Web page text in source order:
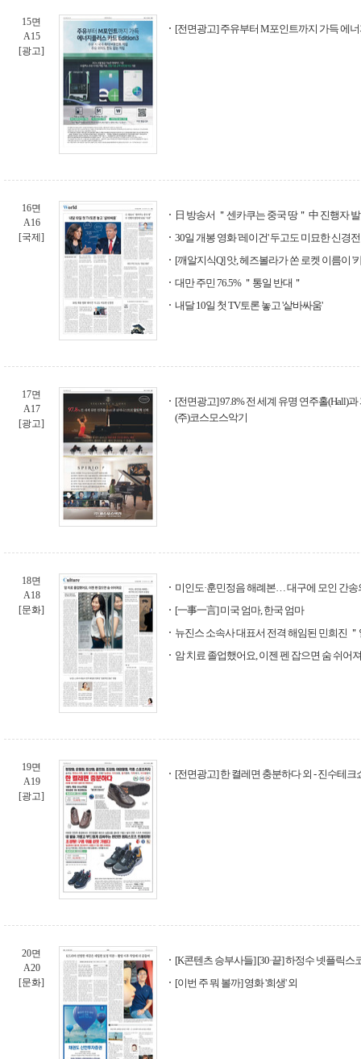
15면
A15
[광고]
[전면광고] 주유부터 M포인트까지 가득 에
16면
A16
[국제]
日 방송서 ＂센카쿠는 중국 땅＂ 中 진행자
30일 개봉 영화 '레이건' 두고도 미묘한 신경전
[깨알지식Q] 앗, 헤즈볼라가 쏜 로켓 이름이 '
대만 주민 76.5% ＂통일 반대＂
내달 10일 첫 TV토론 놓고 '샅바싸움'
17면
A17
[광고]
[전면광고] 97.8% 전 세계 유명 연주홀(Hall)
(주)코스모스악기
18면
A18
[문화]
미인도·훈민정음 해례본… 대구에 모인 간송
[一事一言] 미국 엄마, 한국 엄마
뉴진스 소속사 대표서 전격 해임된 민희진
암 치료 졸업했어요, 이젠 펜 잡으면 숨 쉬어
19면
A19
[광고]
[전면광고] 한 켤레면 충분하다 외 - 진수테크
20면
A20
[문화]
[K콘텐츠 승부사들] [30·끝] 하정수 넷플릭스
[이번 주 뭐 볼까] 영화 '희생' 외